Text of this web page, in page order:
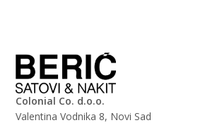
Colonial Co. d.o.o.
Valentina Vodnika 8, Novi Sad